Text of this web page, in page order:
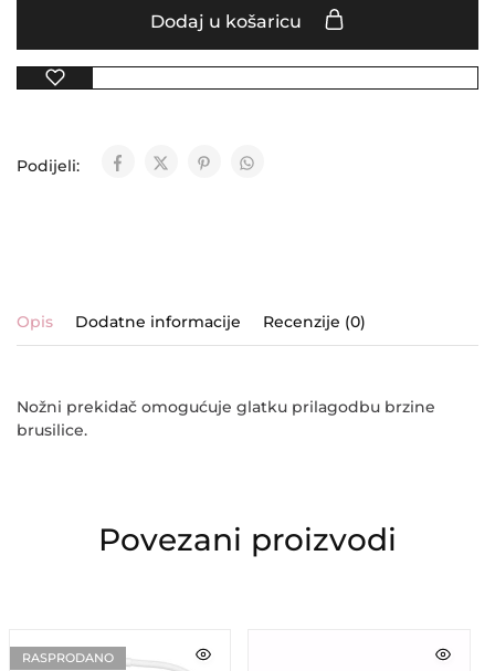
Dodaj u košaricu
Podijeli:
Opis Dodatne informacije Recenzije (0)
Nožni prekidač omogućuje glatku prilagodbu brzine
brusilice.
Povezani proizvodi
RASPRODANO